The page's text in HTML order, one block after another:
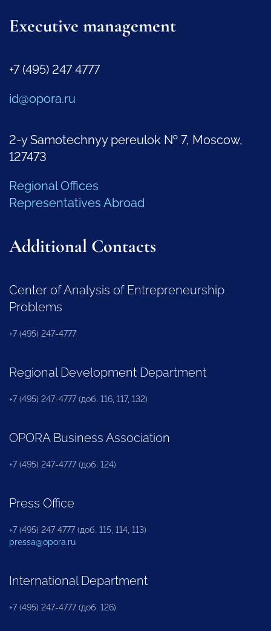
Executive management
+7 (495) 247 4777
id@opora.ru
2-y Samotechnyy pereulok № 7, Moscow,
127473
Regional Offices
Representatives Abroad
Additional Contacts
Center of Analysis of Entrepreneurship
Problems
+7 (495) 247-4777
Regional Development Department
+7 (495) 247-4777 (доб. 116, 117, 132)
OPORA Business Association
+7 (495) 247-4777 (доб. 124)
Press Office
+7 (495) 247 4777 (доб. 115, 114, 113)
pressa@opora.ru
International Department
+7 (495) 247-4777 (доб. 126)